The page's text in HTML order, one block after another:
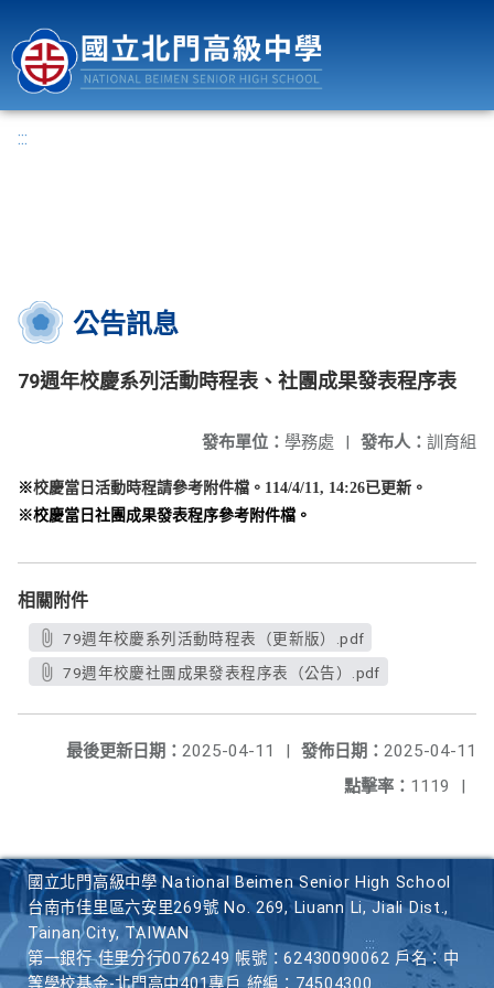
:::
公告訊息
79週年校慶系列活動時程表、社團成果發表程序表
發布人： 訓育組
發布單位： 學務處 |
※校慶當日活動時程請參考附件檔。 114/4/11, 14:26已更新。
※校慶當日社團成果發表程序參考附件檔。
相關附件
79週年校慶系列活動時程表（更新版）.pdf
79週年校慶社團成果發表程序表（公告）.pdf
發佈日期： 2025-04-11
最後更新日期： 2025-04-11
|
點擊率： 1119 |
國立北門高級中學 National Beimen Senior High School
台南市佳里區六安里269號 No. 269, Liuann Li, Jiali Dist.,
Tainan City, TAIWAN
第一銀行 佳里分行0076249 帳號：62430090062 戶名：中
等學校基金-北門高中401專戶 統編：74504300